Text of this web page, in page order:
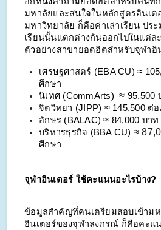
มหาลัยและสนใจในหลักสูตรอินเต
มหาวิทยาลัย ก็คือค่าเล่าเรียน ปร
เรียนนั้นแตกต่างกันออกไปในแต่ล
ตัวอย่างสาขายอดฮิตสำหรับจุฬาอิ
เศรษฐศาสตร์ (EBA CU) ≈
ศึกษา
นิเทศ (CommArts) ≈ 95,500
จิตวิทยา (JIPP) ≈ 145,500 ต่
อักษร (BALAC)≈ 84,000 บา
บริหารธุรกิจ (BBA CU) ≈
ศึกษา
จุฬาอินเตอร์ ใช้คะแนนอะไรบ้าง?
ข้อมูลสำคัญที่คนเตรียมสอบเข้าม
อินเตอร์ของจุฬาลงกรณ์ ก็คือคะแ